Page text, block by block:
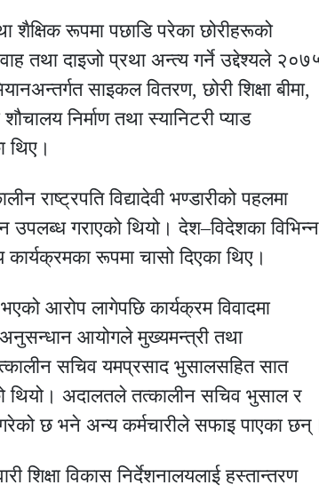
रूपमा पछाडि परेका छोरीहरूको
तथा दाइजो प्रथा अन्त्य गर्ने उद्देश्यले
साइकल वितरण, छोरी शिक्षा बीमा,
निर्माण तथा स्यानिटरी प्याड
थिए।
राष्ट्रपति विद्यादेवी भण्डारीको पहलमा
गराएको थियो। देश–विदेशका विभिन्न
रूपमा चासो दिएका थिए।
आरोप लागेपछि कार्यक्रम विवादमा
आयोगले मुख्यमन्त्री तथा
सचिव यमप्रसाद भुसालसहित सात
थियो। अदालतले तत्कालीन सचिव भुसाल र
छ भने अन्य कर्मचारीले सफाइ पाएका
शिक्षा विकास निर्देशनालयलाई हस्तान्तरण